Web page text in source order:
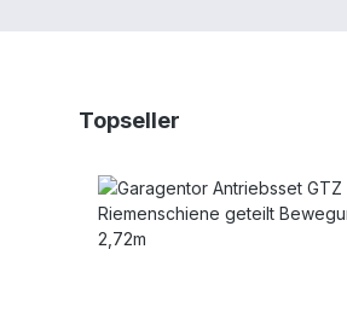
Produktgalerie überspringen
Topseller